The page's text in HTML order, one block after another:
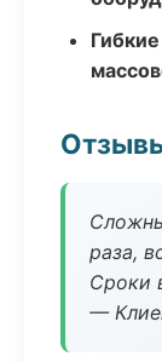
раза,
Сроки
—